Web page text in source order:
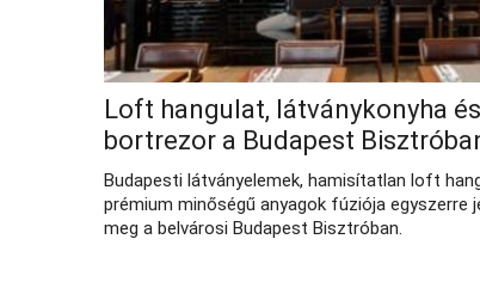
Loft hangulat, látványkonyha és
bortrezor a Budapest
Budapesti látványelemek, hamisítatlan loft
prémium minőségű anyagok fúziója egyszerre
meg a belvárosi Budapest Bisztróban.